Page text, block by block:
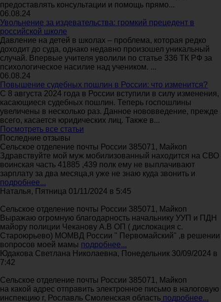
предоставлять консультации и помощь прямо...
06.08.24
Увольнение за издевательства: громкий прецедент в
российской школе
Давление на детей в школах – проблема, которая редко
доходит до суда, однако недавно произошел уникальный
случай. Впервые учителя уволили по статье 336 ТК РФ за
психологическое насилие над учеником. ...
06.08.24
Повышение судебных пошлин в России: что изменится?
С 8 августа 2024 года в России вступили в силу изменения,
касающиеся судебных пошлин. Теперь госпошлины
увеличены в несколько раз. Данное нововведение, прежде
всего, касается юридических лиц. Также в...
Посмотреть все статьи
Последние отзывы
Сельское отделение почты России 385071, Майкоп
Здравствуйте мой муж мобилизованный находится на СВО
воинская часть 41885 ,439 полк ему не выплачивают
зарплату за два месяца,я уже не знаю куда звонить и
подробнее...
Наталья, Пятница 01/11/2024 в 5:45
Сельское отделение почты России 385071, Майкоп
Выражаю огромную благодарность начальнику УУП и ПДН
майору полиции Чеканову А.В ОП ( дислокация с.
Староюрьево) МОМВД России " Первомайский" ,в решении
вопросов моей мамы подробнее...
Юдакова Светлана Николаевна, Понедельник 30/09/2024 в
7:42
Сельское отделение почты России 385071, Майкоп
на какой адрес отправить электронное письмо в налоговую
инспекцию г, Рославль Смоленская область подробнее...